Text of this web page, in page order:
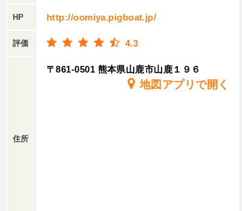
HP http://oomiya.pigboat.jp/
評価 4.3
住所
〒861-0501 熊本県山鹿市山鹿１９６
地図アプリで開く